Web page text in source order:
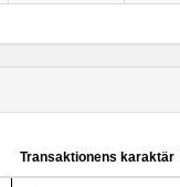
Transaktionens karaktär